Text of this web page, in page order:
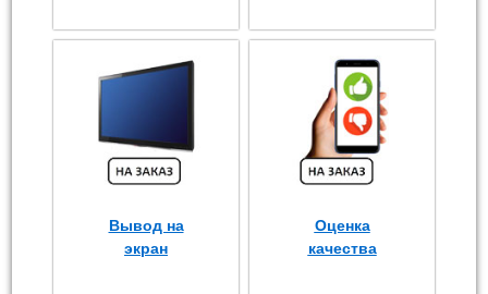
Вывод на
экран
Оценка
качества